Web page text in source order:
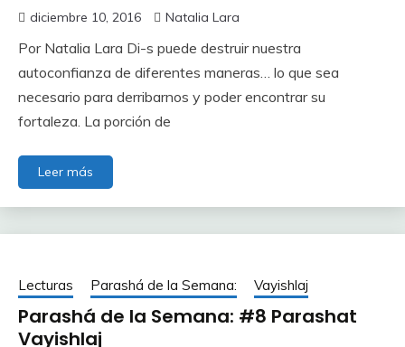
diciembre 10, 2016 Natalia Lara
Por Natalia Lara Di-s puede destruir nuestra
autoconfianza de diferentes maneras… lo que sea
necesario para derribarnos y poder encontrar su
fortaleza. La porción de
Leer más
Lecturas Parashá de la Semana: Vayishlaj
Parashá de la Semana: #8 Parashat
Vayishlaj